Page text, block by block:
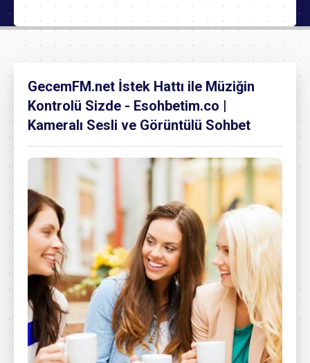
GecemFM.net İstek Hattı ile Müziğin
Kontrolü Sizde - Esohbetim.co |
Kameralı Sesli ve Görüntülü Sohbet